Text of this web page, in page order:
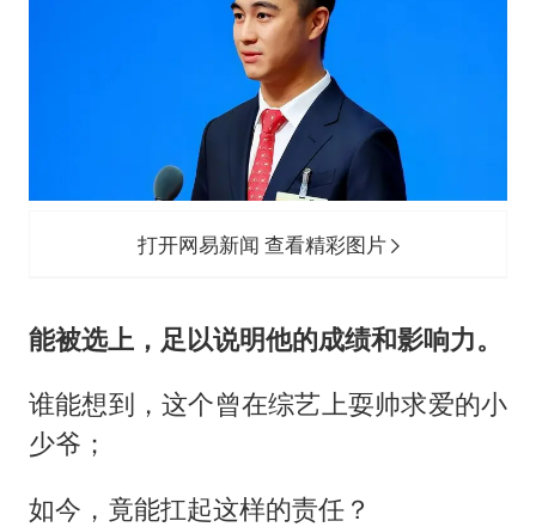
打开网易新闻 查看精彩图片
能被选上，足以说明他的成绩和影响力。
谁能想到，这个曾在综艺上耍帅求爱的小
少爷；
如今，竟能扛起这样的责任？